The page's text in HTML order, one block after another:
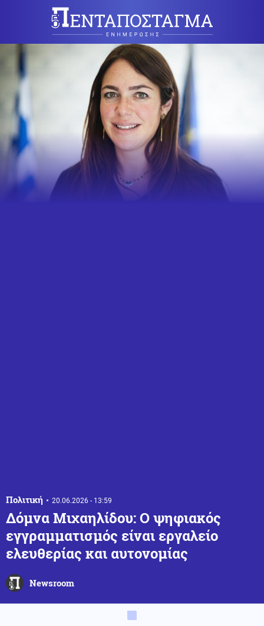
Πολιτική 20.06.2026 - 13:59
Δόμνα Μιχαηλίδου: Ο ψηφιακός
εγγραμματισμός είναι εργαλείο
ελευθερίας και αυτονομίας
Newsroom